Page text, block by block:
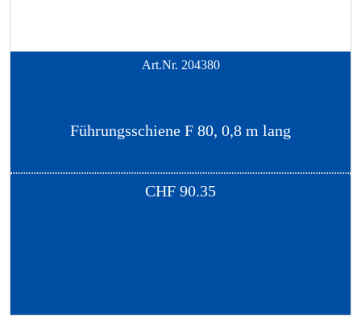
Art.Nr. 204380
Führungsschiene F 80, 0,8 m lang
CHF 90.35